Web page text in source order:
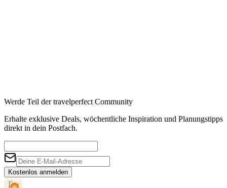
Werde Teil der travelperfect Community
Erhalte exklusive Deals, wöchentliche Inspiration und Planungstipps
direkt in dein Postfach.
Kostenlos anmelden